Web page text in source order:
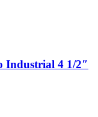
Industrial 4 1/2″